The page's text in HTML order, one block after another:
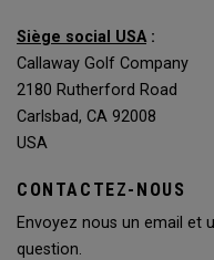
Siège social USA:
Callaway Golf Company
2180 Rutherford Road
Carlsbad, CA 92008
USA
CONTACTEZ-NOUS
Envoyez nous un email et
question.